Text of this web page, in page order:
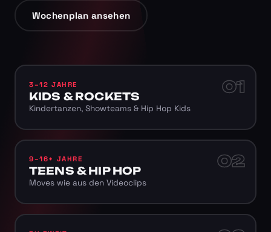
Wochenplan ansehen
01
3–12 JAHRE
KIDS & ROCKETS
Kindertanzen, Showteams & Hip Hop Kids
02
9–16+ JAHRE
TEENS & HIP HOP
Moves wie aus den Videoclips